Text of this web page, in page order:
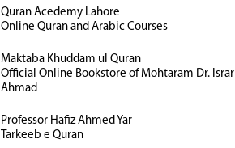
Quran Acedemy Lahore
Online Quran and Arabic Courses
Maktaba Khuddam ul Quran
Official Online Bookstore of Mohtaram Dr. Israr
Ahmad
Professor Hafiz Ahmed Yar
Tarkeeb e Quran